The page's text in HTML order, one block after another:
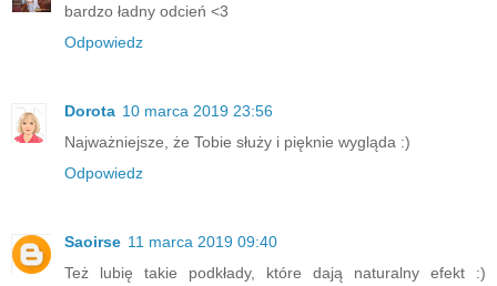
bardzo ładny odcień <3
Odpowiedz
Dorota 10 marca 2019 23:56
Najważniejsze, że Tobie służy i pięknie wygląda :)
Odpowiedz
Saoirse 11 marca 2019 09:40
Też lubię takie podkłady, które dają naturalny efekt :)